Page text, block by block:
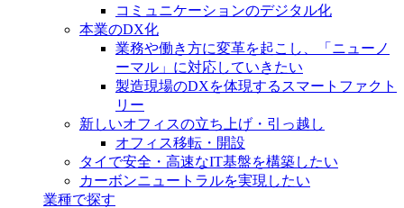
コミュニケーションのデジタル化
本業のDX化
業務や働き方に変革を起こし、「ニューノ
ーマル」に対応していきたい
製造現場のDXを体現するスマートファクト
リー
新しいオフィスの立ち上げ・引っ越し
オフィス移転・開設
タイで安全・高速なIT基盤を構築したい
カーボンニュートラルを実現したい
業種で探す